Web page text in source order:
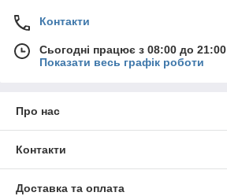
Контакти
Сьогодні працює з 08:00 до 21:00
Показати весь графік роботи
Про нас
Контакти
Доставка та оплата